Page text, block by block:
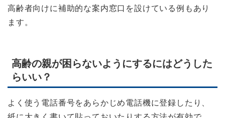
高齢者向けに補助的な案内窓口を設けている例もあり
ます。
高齢の親が困らないようにするにはどうした
らいい？
よく使う電話番号をあらかじめ電話機に登録したり、